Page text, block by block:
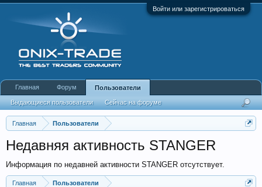
Войти или зарегистрироваться
Главная Пользователи
Недавняя активность STANGER
Информация по недавней активности STANGER отсутствует.
Главная Пользователи
Главная Форум Пользователи
Выдающиеся пользователи Сейчас на форуме
Недавняя активность Новые сообщения профиля